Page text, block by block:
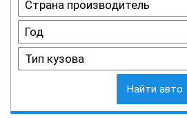
Найти авто